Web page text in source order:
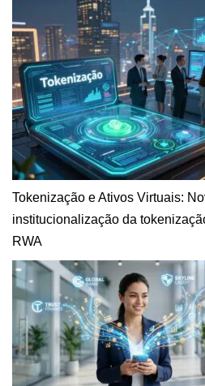
Tokenização e Ativos Virtuais:
institucionalização da
RWA